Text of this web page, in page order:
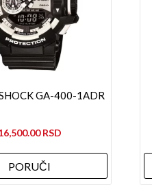
GA-400-1ADR
PORUČI